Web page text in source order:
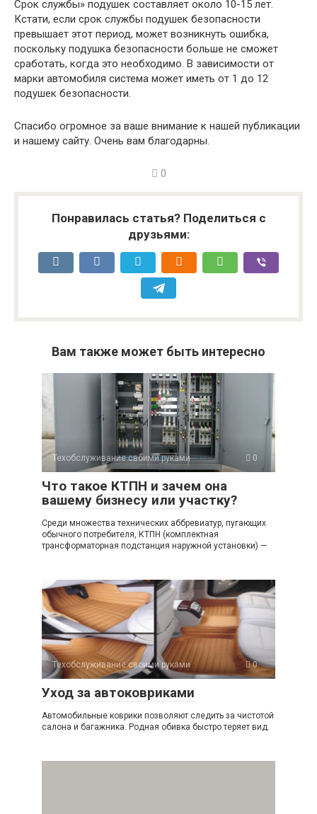
Срок службы» подушек составляет около 10-15 лет.
Кстати, если срок службы подушек безопасности
превышает этот период, может возникнуть ошибка,
поскольку подушка безопасности больше не сможет
сработать, когда это необходимо. В зависимости от
марки автомобиля система может иметь от 1 до 12
подушек безопасности.
Спасибо огромное за ваше внимание к нашей публикации
и нашему сайту. Очень вам благодарны.
0
Понравилась статья? Поделиться с
друзьями:
Вам также может быть интересно
Техобслуживание своими руками 0
Что такое КТПН и зачем она
вашему бизнесу или участку?
Среди множества технических аббревиатур, пугающих
обычного потребителя, КТПН (комплектная
трансформаторная подстанция наружной установки) —
Техобслуживание своими руками 0
Уход за автоковриками
Автомобильные коврики позволяют следить за чистотой
салона и багажника. Родная обивка быстро теряет вид.